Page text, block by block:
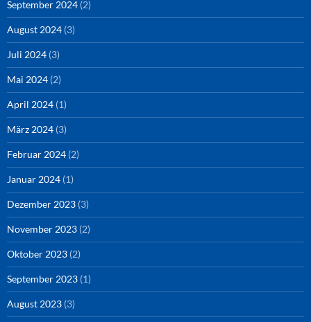
September 2024 (2)
August 2024 (3)
Juli 2024 (3)
Mai 2024 (2)
April 2024 (1)
März 2024 (3)
Februar 2024 (2)
Januar 2024 (1)
Dezember 2023 (3)
November 2023 (2)
Oktober 2023 (2)
September 2023 (1)
August 2023 (3)